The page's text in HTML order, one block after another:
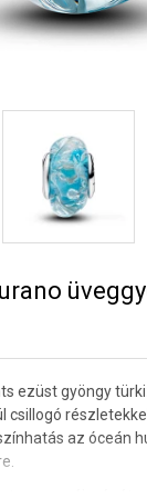
ezüst gyöngy
csillogó
az óceán